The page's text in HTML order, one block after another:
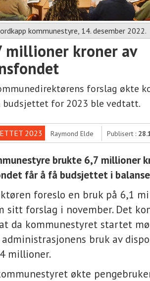
kommunestyre, 14. desember 2022.
millioner kroner av
forslag økte
budsjettet for 2023 ble vedtatt.
2023 Raymond Elde Publisert :
brukte 6,7 millioner
får å få budsjettet i
foreslo en bruk på 6,1
sitt forslag i november. Det
da kommunestyret startet
bruk av
millioner.
økte